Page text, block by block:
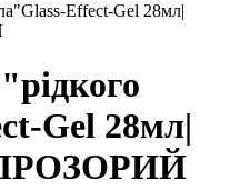
Effect-Gel 28мл|
Gel 28мл|